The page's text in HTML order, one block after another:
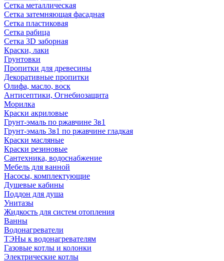
Сетка металлическая
Сетка затемняющая фасадная
Сетка пластиковая
Сетка рабица
Сетка 3D заборная
Краски, лаки
Грунтовки
Пропитки для древесины
Декоративные пропитки
Олифа, масло, воск
Антисептики, Огнебиозащита
Морилка
Краски акриловые
Грунт-эмаль по ржавчине 3в1
Грунт-эмаль 3в1 по ржавчине гладкая
Краски масляные
Краски резиновые
Сантехника, водоснабжение
Мебель для ванной
Насосы, комплектующие
Душевые кабины
Поддон для душа
Унитазы
Жидкость для систем отопления
Ванны
Водонагреватели
ТЭНы к водонагревателям
Газовые котлы и колонки
Электрические котлы